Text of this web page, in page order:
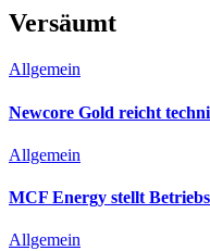
Versäumt
Allgemein
Newcore Gold reicht
Allgemein
MCF Energy stellt
Allgemein